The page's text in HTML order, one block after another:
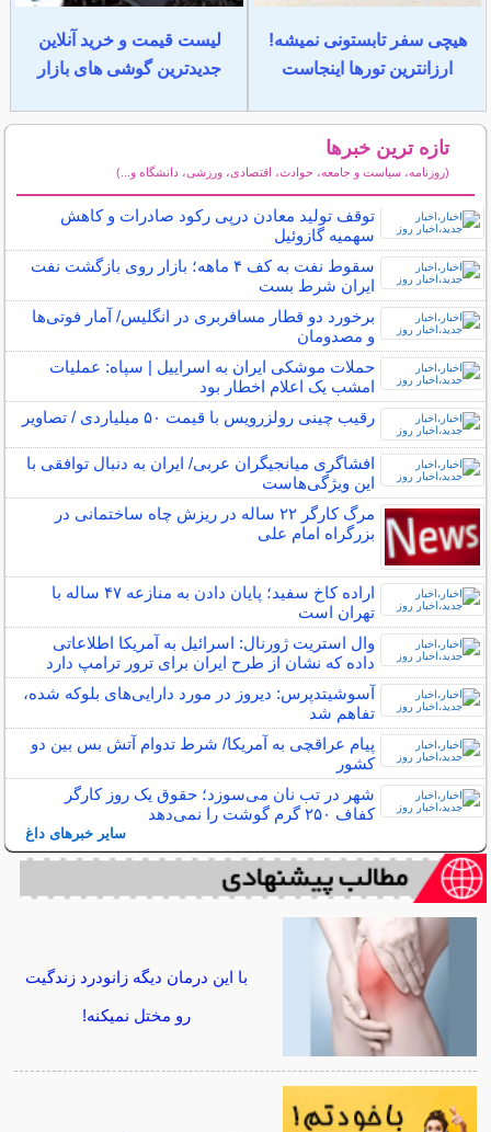
هیچی سفر تابستونی نمیشه!
ارزانترین تورها اینجاست
لیست قیمت و خرید آنلاین
جدیدترین گوشی های بازار
تازه ترین خبرها
(روزنامه، سیاست و جامعه، حوادث، اقتصادی، ورزشی، دانشگاه و...)
توقف تولید معادن درپی رکود صادرات و کاهش
سهمیه گازوئیل
سقوط نفت به کف ۴ ماهه؛ بازار روی بازگشت نفت
ایران شرط بست
برخورد دو قطار مسافربری در انگلیس/ آمار فوتی‌ها
و مصدومان
حملات موشکی ایران به اسراییل | سپاه: عملیات
امشب یک اعلام اخطار بود
رقیب چینی رولزرویس با قیمت ۵۰ میلیاردی / تصاویر
افشاگری میانجیگران عربی/ ایران به دنبال توافقی با
این ویژگی‌هاست
مرگ کارگر ۲۲ ساله در ریزش چاه ساختمانی در
بزرگراه امام علی
اراده کاخ سفید؛ پایان دادن به منازعه ۴۷ ساله با
تهران است
وال استریت ژورنال: اسرائیل به آمریکا اطلاعاتی
داده که نشان از طرح ایران برای ترور ترامپ دارد
آسوشیتدپرس: دیروز در مورد دارایی‌های بلوکه‌ شده،
تفاهم شد
پیام عراقچی به آمریکا/ شرط تدوام آتش بس بین دو
کشور
شهر در تب نان می‌سوزد؛ حقوق یک روز کارگر
کفاف ۲۵۰ گرم گوشت را نمی‌دهد
سایر خبرهای داغ
با این درمان دیگه زانودرد زندگیت
رو مختل نمیکنه!